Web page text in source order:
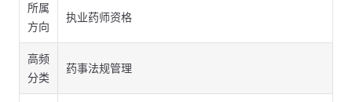
所属
方向
执业药师资格
高频
分类
药事法规管理